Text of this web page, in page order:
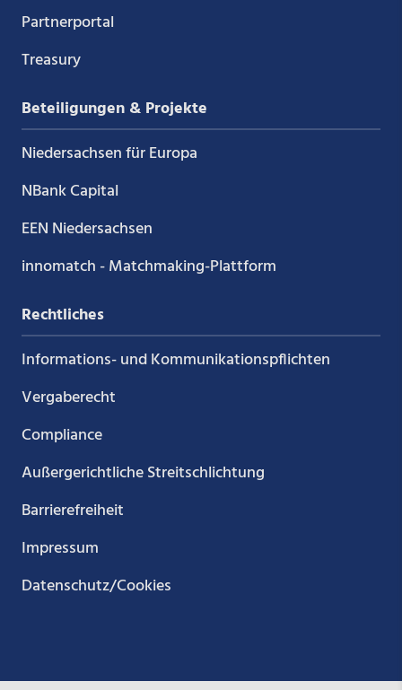
Partnerportal
Treasury
Beteiligungen & Projekte
Niedersachsen für Europa
NBank Capital
EEN Niedersachsen
innomatch - Matchmaking-Plattform
Rechtliches
Informations- und Kommunikations­pflichten
Vergaberecht
Compliance
Außergerichtliche Streitschlichtung
Barrierefreiheit
Impressum
Datenschutz/Cookies